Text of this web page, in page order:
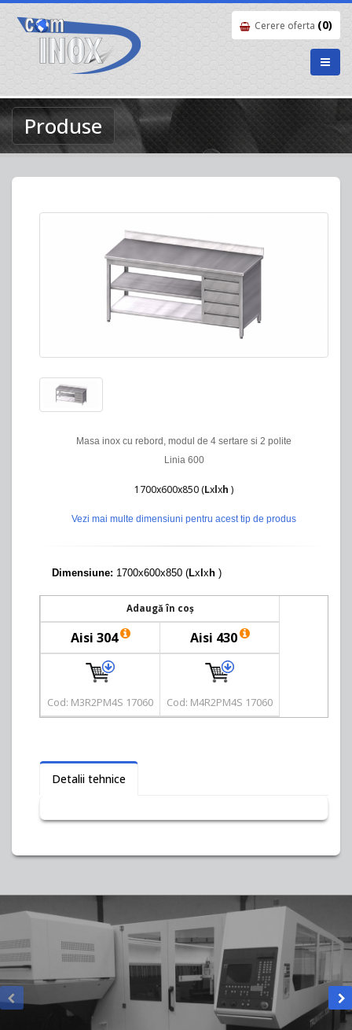
Cerere oferta (0)
Produse
Masa inox cu rebord, modul de 4 sertare si 2 polite
Linia 600
1700x600x850 (Lxlxh )
Vezi mai multe dimensiuni pentru acest tip de produs
Dimensiune: 1700x600x850 (Lx xh )
Adaugă în coș
Aisi 304 Aisi 430
Cod: M3R2PM4S 17060 Cod: M4R2PM4S 17060
Detalii tehnice